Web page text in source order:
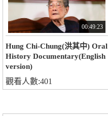
00:49:23
Hung Chi-Chung(洪其中) Oral
History Documentary(English
version)
觀看人數:401